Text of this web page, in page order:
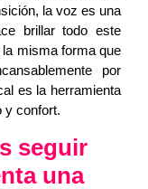
la voz es una
brillar todo este
misma forma que
por
es la herramienta
y confort.
seguir
una